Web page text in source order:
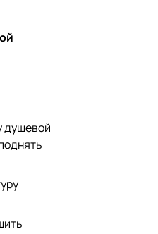
душевой